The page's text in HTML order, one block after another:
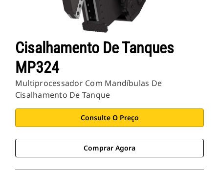
Cisalhamento De Tanques
MP324
Multiprocessador Com Mandíbulas De
Cisalhamento De Tanque
Consulte O Preço
Comprar Agora